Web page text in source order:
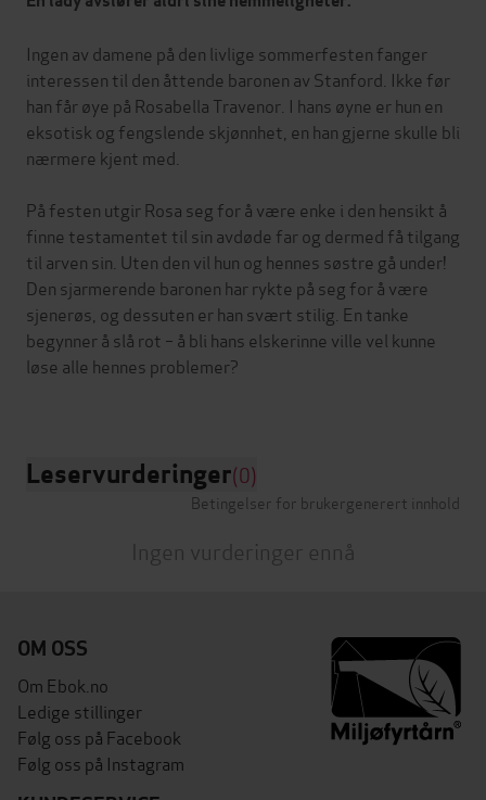
Ingen av damene på den livlige sommerfesten fanger
interessen til den åttende baronen av Stanford. Ikke før
han får øye på Rosabella Travenor. I hans øyne er hun en
eksotisk og fengslende skjønnhet, en han gjerne skulle bli
nærmere kjent med.
På festen utgir Rosa seg for å være enke i den hensikt å
finne testamentet til sin avdøde far og dermed få tilgang
til arven sin. Uten den vil hun og hennes søstre gå under!
Den sjarmerende baronen har rykte på seg for å være
sjenerøs, og dessuten er han svært stilig. En tanke
begynner å slå rot – å bli hans elskerinne ville vel kunne
løse alle hennes problemer?
Leservurderinger(0)
Betingelser for brukergenerert innhold
Ingen vurderinger ennå
OM OSS
Om Ebok.no
Ledige stillinger
Følg oss på Facebook
Følg oss på Instagram